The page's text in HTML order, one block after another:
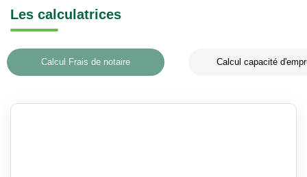
Les calculatrices
Calcul Frais de notaire Calcul capacité